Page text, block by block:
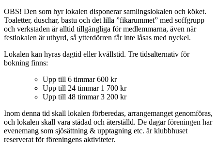
OBS! Den som hyr lokalen disponerar samlingslokalen och köket.
Toaletter, duschar, bastu och det lilla ”fikarummet” med soffgrupp
och verkstaden är alltid tillgängliga för medlemmarna, även när
festlokalen är uthyrd, så ytterdörren får inte låsas med nyckel.
Lokalen kan hyras dagtid eller kvällstid. Tre tidsalternativ för
bokning finns:
Upp till 6 timmar 600 kr
Upp till 24 timmar 1 700 kr
Upp till 48 timmar 3 200 kr
Inom denna tid skall lokalen förberedas, arrangemanget genomföras,
och lokalen skall vara städad och återställd. De dagar föreningen har
evenemang som sjösättning & upptagning etc. är klubbhuset
reserverat för föreningens aktiviteter.